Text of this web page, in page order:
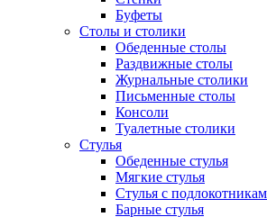
Буфеты
Столы и столики
Обеденные столы
Раздвижные столы
Журнальные столики
Письменные столы
Консоли
Туалетные столики
Стулья
Обеденные стулья
Мягкие стулья
Стулья с
Барные стулья